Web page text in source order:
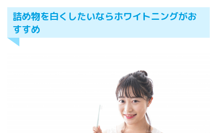
詰め物を白くしたいならホワイトニングがお
すすめ